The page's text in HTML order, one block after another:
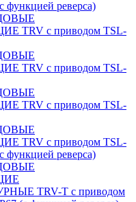
функцией реверса)
TRV с приводом TSL-
TRV с приводом TSL-
TRV с приводом TSL-
TRV с приводом TSL-
функцией реверса)
TRV-T с приводом